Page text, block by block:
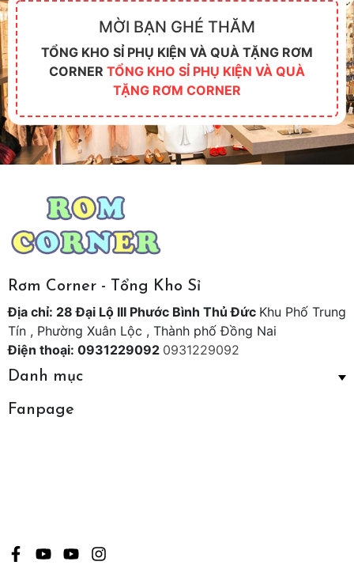
MỜI BẠN GHÉ THĂM
TỔNG KHO SỈ PHỤ KIỆN VÀ QUÀ TẶNG RƠM
CORNER TỔNG KHO SỈ PHỤ KIỆN VÀ QUÀ
TẶNG RƠM CORNER
Rơm Corner - Tổng Kho Sỉ
Địa chỉ: 28 Đại Lộ III Phước Bình Thủ Đức Khu Phố Trung
Tín , Phường Xuân Lộc , Thành phố Đồng Nai
Điện thoại: 0931229092 0931229092
Danh mục
Fanpage